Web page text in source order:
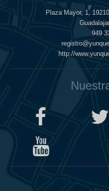
Plaza Mayor, 1,
949
http://